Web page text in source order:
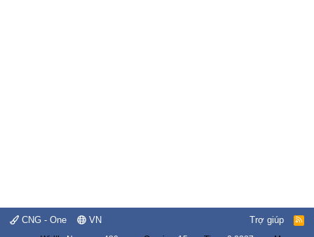
CNG - One VN Trợ giúp
R